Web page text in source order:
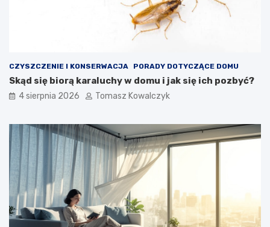
CZYSZCZENIE I KONSERWACJA PORADY DOTYCZĄCE DOMU
Skąd się biorą karaluchy w domu i jak się ich pozbyć?
4 sierpnia 2026 Tomasz Kowalczyk